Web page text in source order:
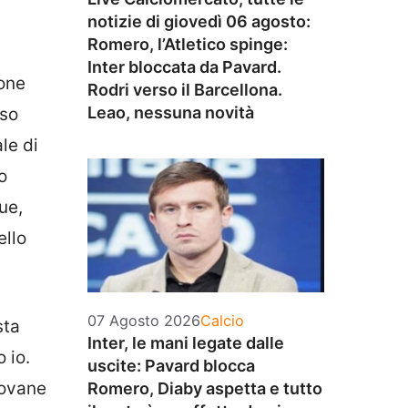
di
io.
notizie di giovedì 06 agosto:
Romero, l’Atletico spinge:
Inter bloccata da Pavard.
Rodri verso il Barcellona.
Leao, nessuna novità
07 Agosto 2026Categorie
Calcio
Inter, le mani legate dalle
uscite: Pavard blocca
Romero, Diaby aspetta e tutto